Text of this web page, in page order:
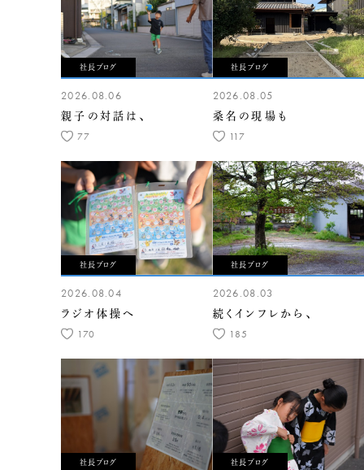
社長ブログ
2026.08.06
親子の対話は、
77
社長ブログ
2026.08.05
桑名の現場も
117
社長ブログ
2026.08.04
ラジオ体操へ
170
社長ブログ
2026.08.03
続くインフレから、
185
社長ブログ 社長ブログ